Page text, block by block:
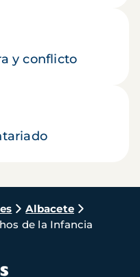
y conflicto
Albacete
de la Infancia